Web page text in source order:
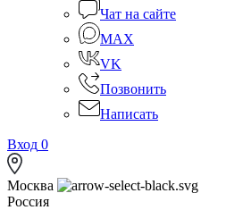
Чат на сайте
MAX
VK
Позвонить
Написать
Вход 0
Москва
Россия